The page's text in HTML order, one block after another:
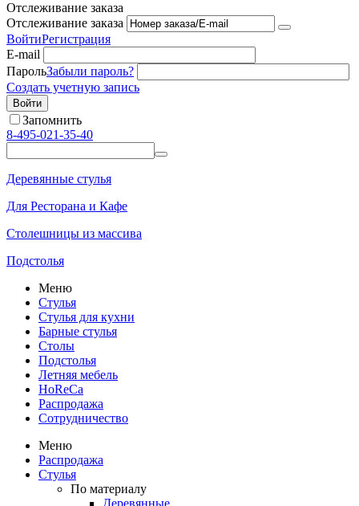
Отслеживание заказа
Отслеживание заказа
ВойтиРегистрация
E-mail
ПарольЗабыли пароль?
Создать учетную запись
Войти
Запомнить
8-495-021-35-40
Деревянные стулья
Для Ресторана и Кафе
Столешницы из массива
Подстолья
Меню
Стулья
Стулья для кухни
Барные стулья
Столы
Подстолья
Летняя мебель
HoReCa
Распродажа
Сотрудничество
Меню
Распродажа
Стулья
По материалу
Деревянные